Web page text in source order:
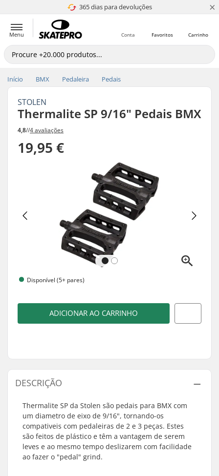
365 dias para devoluções
4.8 de 5 ×
Menu Carrinho
Favoritos
Conta
Início BMX Pedaleira Pedais
STOLEN
Thermalite SP 9/16" Pedais BMX
4,8//4 avaliações
19,95 €
Disponível (5+ pares)
ADICIONAR AO CARRINHO
DESCRIÇÃO
Thermalite SP da Stolen são pedais para BMX com
um diametro de eixo de 9/16", tornando-os
compativeis com pedaleiras de 2 e 3 peças. Estes
são feitos de plástico e têm a vantagem de serem
leves e ao mesmo tempo deslizarem com facilidade
ao fazer o "pedal" grind.